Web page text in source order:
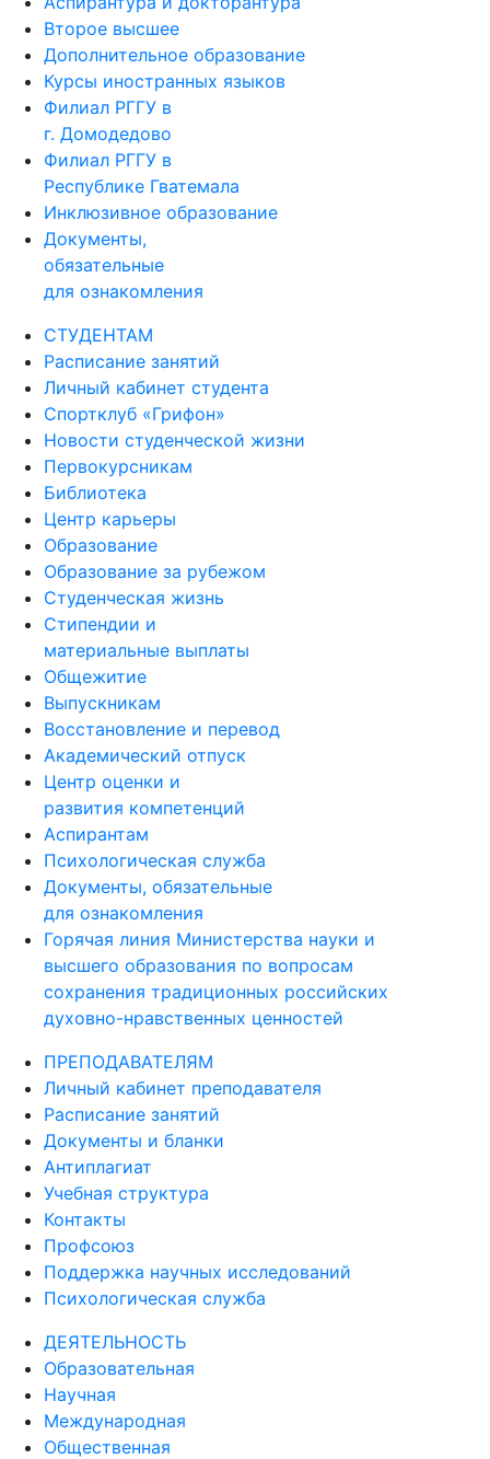
Второе высшее
Дополнительное образование
Курсы иностранных языков
Филиал РГГУ в
г. Домодедово
Филиал РГГУ в
Республике Гватемала
Инклюзивное образование
Документы,
обязательные
для ознакомления
СТУДЕНТАМ
Расписание занятий
Личный кабинет студента
Спортклуб «Грифон»
Новости студенческой жизни
Первокурсникам
Библиотека
Центр карьеры
Образование
Образование за рубежом
Студенческая жизнь
Стипендии и
материальные выплаты
Общежитие
Выпускникам
Восстановление и перевод
Академический отпуск
Центр оценки и
развития компетенций
Аспирантам
Психологическая служба
Документы, обязательные
для ознакомления
Горячая линия Министерства науки и
высшего образования по вопросам
сохранения традиционных российских
духовно-нравственных ценностей
ПРЕПОДАВАТЕЛЯМ
Личный кабинет преподавателя
Расписание занятий
Документы и бланки
Антиплагиат
Учебная структура
Контакты
Профсоюз
Поддержка научных исследований
Психологическая служба
ДЕЯТЕЛЬНОСТЬ
Образовательная
Научная
Международная
Общественная